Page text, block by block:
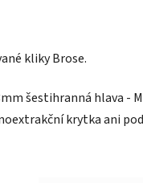
kliky Brose.
šestihranná hlava -
krytka ani